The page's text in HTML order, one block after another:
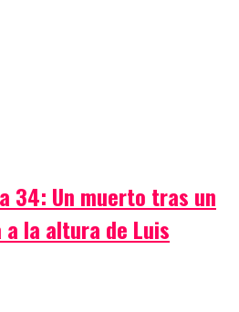
34: Un muerto tras un
a la altura de Luis